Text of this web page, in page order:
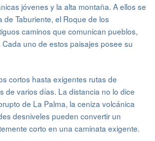
jóvenes y la alta montaña. A ellos se
de Taburiente, el Roque de los
caminos que comunican pueblos,
uno de estos paisajes posee su
cortos hasta exigentes rutas de
de varios días. La distancia no lo dice
de La Palma, la ceniza volcánica
desniveles pueden convertir un
corto en una caminata exigente.